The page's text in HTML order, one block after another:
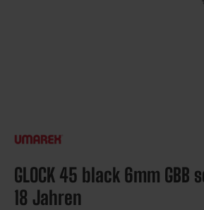
GLOCK 45 black 6mm
18 Jahren